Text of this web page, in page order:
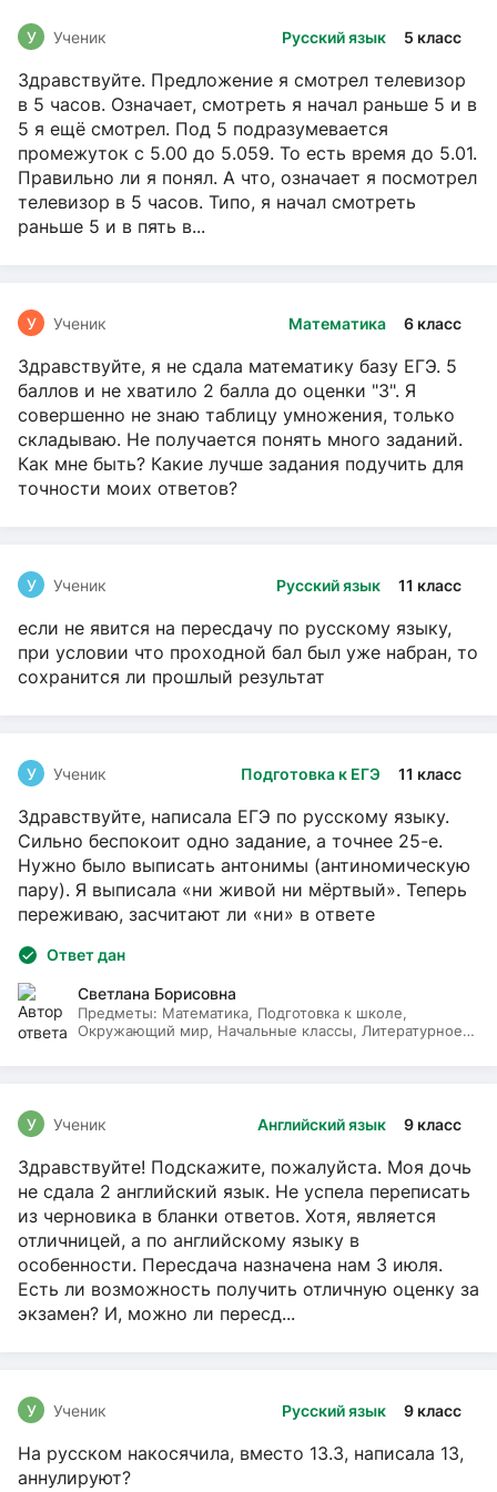
Русский язык 5 класс
У Ученик
Здравствуйте. Предложение я смотрел телевизор
в 5 часов. Означает, смотреть я начал раньше 5 и в
5 я ещё смотрел. Под 5 подразумевается
промежуток с 5.00 до 5.059. То есть время до 5.01.
Правильно ли я понял. А что, означает я посмотрел
телевизор в 5 часов. Типо, я начал смотреть
раньше 5 и в пять в...
Математика 6 класс
У Ученик
Здравствуйте, я не сдала математику базу ЕГЭ. 5
баллов и не хватило 2 балла до оценки "3". Я
совершенно не знаю таблицу умножения, только
складываю. Не получается понять много заданий.
Как мне быть? Какие лучше задания подучить для
точности моих ответов?
Русский язык 11 класс
У Ученик
если не явится на пересдачу по русскому языку,
при условии что проходной бал был уже набран, то
сохранится ли прошлый результат
Подготовка к ЕГЭ 11 класс
У Ученик
Здравствуйте, написала ЕГЭ по русскому языку.
Сильно беспокоит одно задание, а точнее 25-е.
Нужно было выписать антонимы (антиномическую
пару). Я выписала «ни живой ни мёртвый». Теперь
переживаю, засчитают ли «ни» в ответе
Ответ дан
Светлана Борисовна
Предметы: Математика, Подготовка к школе,
Окружающий мир, Начальные классы, Литературное
Английский язык 9 класс
У Ученик
Здравствуйте! Подскажите, пожалуйста. Моя дочь
не сдала 2 английский язык. Не успела переписать
из черновика в бланки ответов. Хотя, является
отличницей, а по английскому языку в
особенности. Пересдача назначена нам 3 июля.
Есть ли возможность получить отличную оценку за
экзамен? И, можно ли пересд...
Русский язык 9 класс
У Ученик
На русском накосячила, вместо 13.3, написала 13,
аннулируют?